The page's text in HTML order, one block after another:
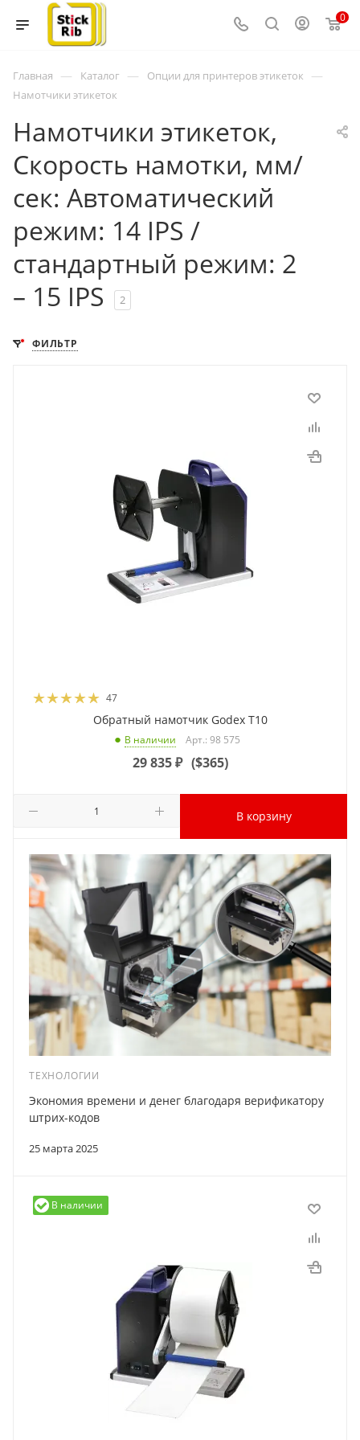
0
Главная — Каталог — Опции для принтеров этикеток —
Намотчики этикеток
Намотчики этикеток,
Скорость намотки, мм/
сек: Автоматический
режим: 14 IPS /
стандартный режим: 2
– 15 IPS
2
ФИЛЬТР
47
Обратный намотчик Godex T10
В наличии Арт.: 98 575
29 835₽ ($365)
В корзину
ТЕХНОЛОГИИ
25 марта 2025
Экономия времени и денег благодаря верификатору
штрих-кодов
В наличии